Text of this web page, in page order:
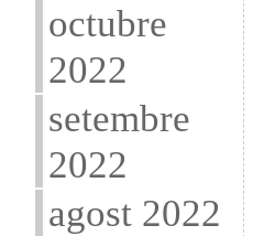
octubre
2022
setembre
2022
agost 2022